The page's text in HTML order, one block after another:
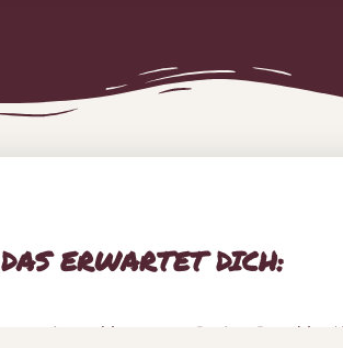
DAS ERWARTET DICH:
TEIL I UNSE­RER BELIEB­TEN